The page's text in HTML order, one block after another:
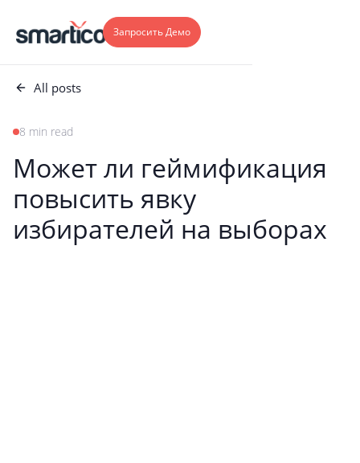
Запросить Демо
All posts
8 min read
Может ли геймификация
повысить явку
избирателей на выборах